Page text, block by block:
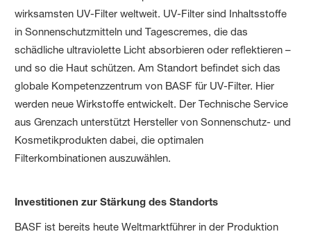
wirksamsten UV-Filter weltweit. UV-Filter sind Inhaltsstoffe
in Sonnenschutzmitteln und Tagescremes, die das
schädliche ultraviolette Licht absorbieren oder reflektieren –
und so die Haut schützen. Am Standort befindet sich das
globale Kompetenzzentrum von BASF für UV-Filter. Hier
werden neue Wirkstoffe entwickelt. Der Technische Service
aus Grenzach unterstützt Hersteller von Sonnenschutz- und
Kosmetikprodukten dabei, die optimalen
Filterkombinationen auszuwählen.
Investitionen zur Stärkung des Standorts
BASF ist bereits heute Weltmarktführer in der Produktion